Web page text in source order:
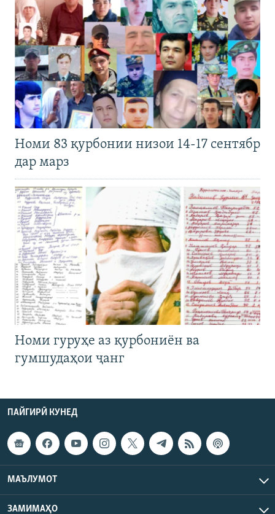
Номи 83 қурбонии низои 14-17 сентябр
дар марз
Номи гуруҳе аз қурбониён ва
гумшудаҳои ҷанг
ПАЙГИРӢ КУНЕД
МАЪЛУМОТ
ЗАМИМАҲО